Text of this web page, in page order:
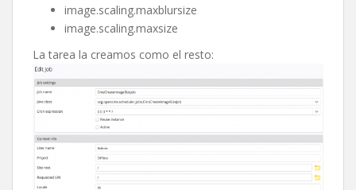
image.scaling.maxblursize
image.scaling.maxsize
La tarea la creamos como el resto: